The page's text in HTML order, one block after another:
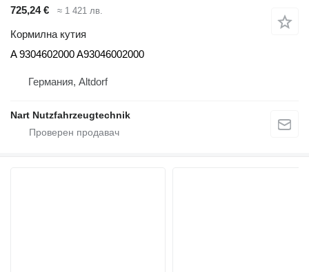
725,24 € ≈ 1 421 лв.
Кормилна кутия
A 9304602000 A93046002000
Германия, Altdorf
Nart Nutzfahrzeugtechnik